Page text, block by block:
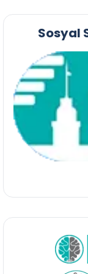
Sosyal